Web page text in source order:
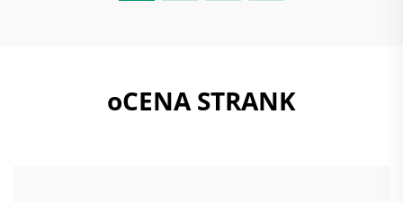
oCENA STRANK